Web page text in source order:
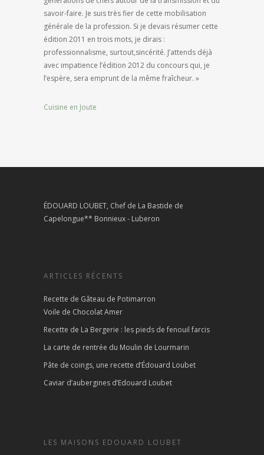
savoir-faire. Je suis très fier de cette mobilisation
générale de la profession. Si je devais résumer cette
édition 2011 en trois mots, je dirais :
professionnalisme, surtout,sincérité. J’attends déjà
avec impatience l’édition 2012 du concours qui, je
l’espère, sera emprunt de la même fraîcheur. »
Cuisine en Joute
ÉDOUARD LOUBET, Chef de La Bastide de
Capelongue** Bonnieux - Luberon
ARTICLES RÉCENTS
Recette de Gâteau de Potimarron
Voile de Chocolat Amer
Recette de La Bergerie : les pieds de fenouil farcis
La carte de rentrée du Moulin de Lourmarin
Pâte de coings, une recette d’Édouard Loubet
Caviar d’aubergines d’Edouard Loubet
LES MAISONS EDOUARD LOUBET